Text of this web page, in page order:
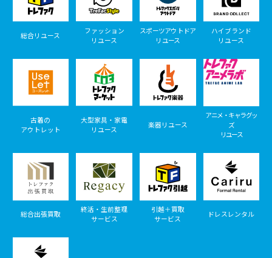
総合リユース
ファッション
リユース
スポーツアウトドア
リユース
ハイブランド
リユース
古着の
アウトレット
大型家具・家電
リユース
楽器リユース
アニメ・キャラグッ
ズ
リユース
総合出張買取
終活・生前整理
サービス
引越＋買取
サービス
ドレスレンタル